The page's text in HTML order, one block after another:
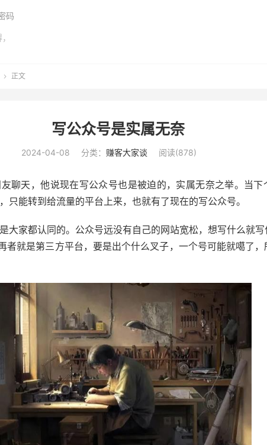
码
 正文
写公众号是实属无奈
2024-04-08 分类： 赚客大家谈 阅读(878)
聊天，他说现在写公众号也是被迫的，实属无奈之举。当下
只能转到给流量的平台上来，也就有了现在的写公众号。
大家都认同的。公众号远没有自己的网站宽松，想写什么就
者就是第三方平台，要是出个什么叉子，一个号可能就噶了